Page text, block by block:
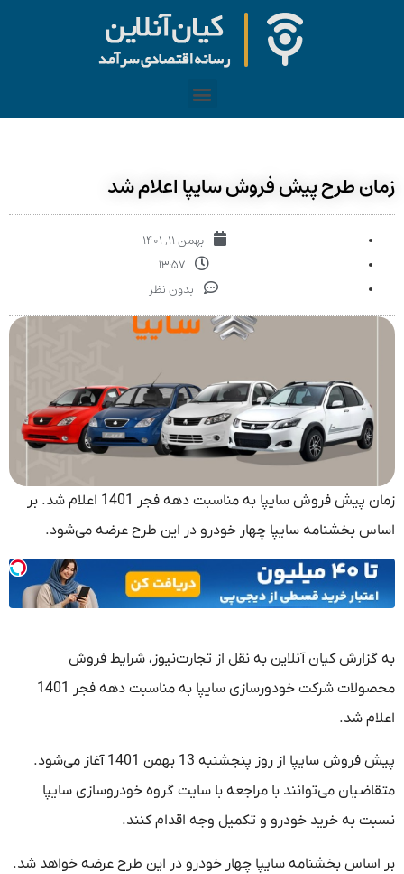
زمان طرح پیش فروش سایپا اعلام شد
بهمن ۱۱, ۱۴۰۱
۱۳:۵۷
بدون نظر
زمان پیش فروش سایپا به مناسبت دهه فجر 1401 اعلام شد. بر
اساس بخشنامه سایپا چهار خودرو در این طرح عرضه می‌شود.
به گزارش کیان آنلاین به نقل از تجارت‌نیوز، شرایط فروش
محصولات شرکت خودورسازی سایپا به مناسبت دهه فجر 1401
اعلام شد.
پیش فروش سایپا از روز پنجشنبه 13 بهمن 1401 آغاز می‌شود.
متقاضیان می‌توانند با مراجعه با سایت گروه خودروسازی سایپا
نسبت به خرید خودرو و تکمیل وجه اقدام کنند.
بر اساس بخشنامه سایپا چهار خودرو در این طرح عرضه خواهد شد.